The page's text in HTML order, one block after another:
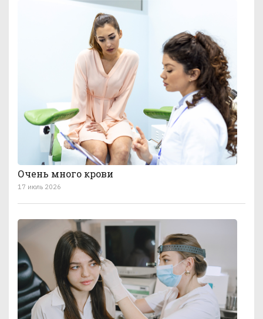
Очень много крови
17 июль 2026